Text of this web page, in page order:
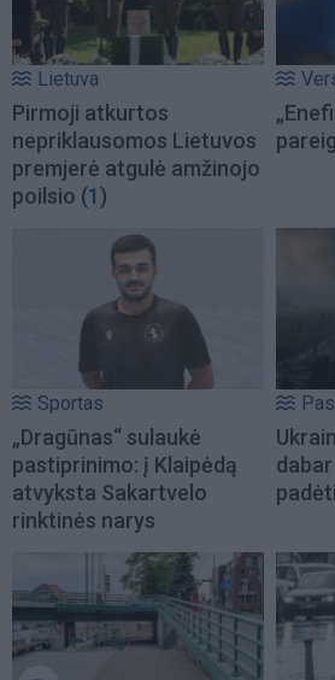
Lietuva
Pirmoji atkurtos
nepriklausomos Lietuvos
premjerė atgulė amžinojo
poilsio (1)
Sportas
„Dragūnas“ sulaukė
pastiprinimo: į Klaipėdą
atvyksta Sakartvelo
rinktinės narys